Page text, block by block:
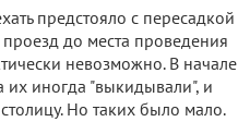
предстояло с пересадкой
до места проведения
невозможно. В начале
их иногда "выкидывали", и
Но таких было мало.